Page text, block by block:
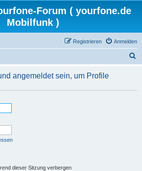
Forum ( yourfone.de
Mobilfunk )
Anmelden
Registrieren
h
angemeldet sein, um Profile
dieser Sitzung verbergen